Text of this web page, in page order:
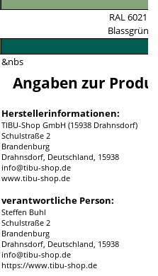
RAL 6021
Blassgrün
&nbs
Angaben zur
Herstellerinformationen:
TIBU-Shop GmbH (15938 Drahnsdorf)
Schulstraße 2
Brandenburg
Drahnsdorf, Deutschland, 15938
info@tibu-shop.de
www.tibu-shop.de
verantwortliche Person:
Steffen Buhl
Schulstraße 2
Brandenburg
Drahnsdorf, Deutschland, 15938
info@tibu-shop.de
https://www.tibu-shop.de